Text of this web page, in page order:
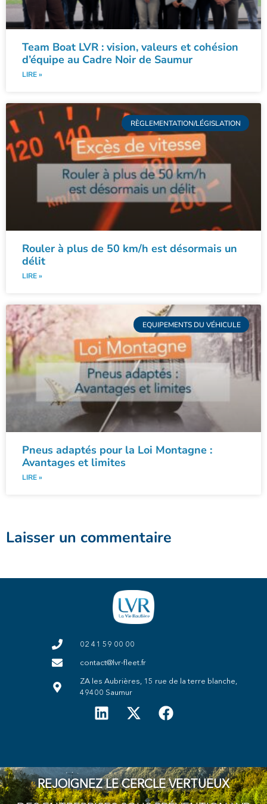
Team Boat LVR : vision, valeurs et cohésion
d’équipe au Cadre Noir de Saumur
LIRE »
RÈGLEMENTATION/LÉGISLATION
Rouler à plus de 50 km/h est désormais un
délit
LIRE »
EQUIPEMENTS DU VÉHICULE
Pneus adaptés pour la Loi Montagne :
Avantages et limites
LIRE »
Laisser un commentaire
02 41 59 00 00
contact@lvr-fleet.fr
ZA les Aubrières, 15 rue de la terre blanche,
49400 Saumur
REJOIGNEZ LE CERCLE VERTUEUX